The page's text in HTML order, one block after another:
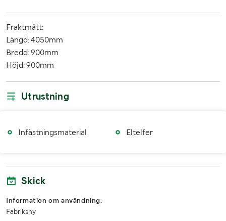
Användarmanual
LASTHJÄLPSINFORMATION:
Fraktmått:
Längd: 4050mm
Bredd: 900mm
Höjd: 900mm
Utrustning
Infästningsmaterial Eltelfer
Skick
Information om användning:
Fabriksny